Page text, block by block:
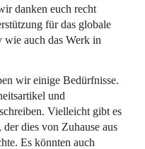
danken euch recht
für das globale
auch das Werk in
wir einige Bedürfnisse.
und
Vielleicht gibt es
dies von Zuhause aus
Es könnten auch